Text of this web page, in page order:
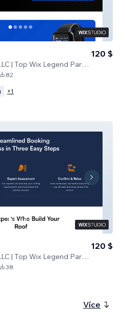
| Top Wix Legend Partners
120 $
82
+1
| Top Wix Legend Partners
120 $
38
Více